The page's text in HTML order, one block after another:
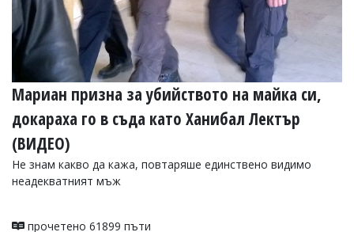
Мариан призна за убийството на майка си,
докараха го в съда като Ханибал Лектър
(ВИДЕО)
Не знам какво да кажа, повтаряше единствено видимо
неадекватният мъж
прочетено 61899 пъти